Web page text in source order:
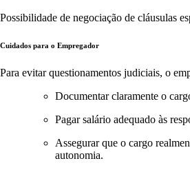
Possibilidade de negociação de cláusulas
Cuidados para o Empregador
Para evitar questionamentos judiciais, o
Documentar claramente o
Pagar salário adequado às
Assegurar que o cargo
autonomia.